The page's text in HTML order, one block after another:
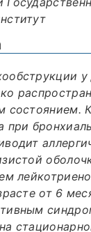
у
состоянием.
при
от 6